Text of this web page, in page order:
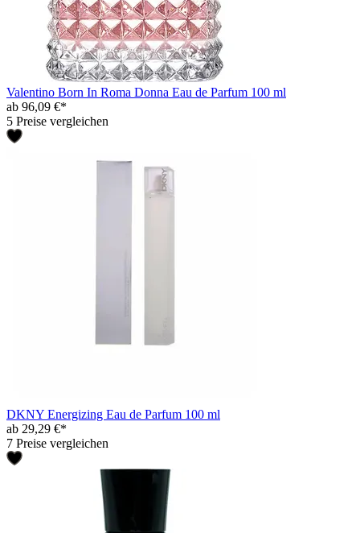
Valentino Born In Roma Donna Eau de Parfum 100 ml
ab 96,09 €*
5 Preise vergleichen
DKNY Energizing Eau de Parfum 100 ml
ab 29,29 €*
7 Preise vergleichen